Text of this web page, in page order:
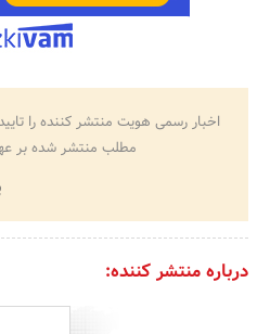
اخبار رسمی هویت منتشر کننده را
مطلب منتشر شده بر
درباره منتشر کننده: